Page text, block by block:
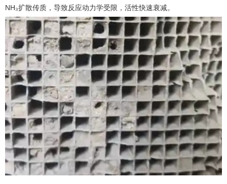
NH₃扩散传质，导致反应动力学受限，活性快速衰减。